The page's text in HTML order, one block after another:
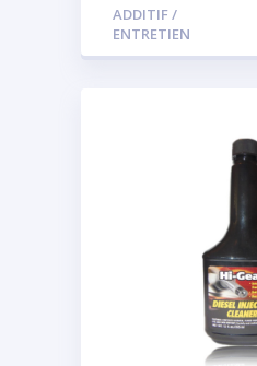
Moteur SMT2
ADDITIF /
ENTRETIEN